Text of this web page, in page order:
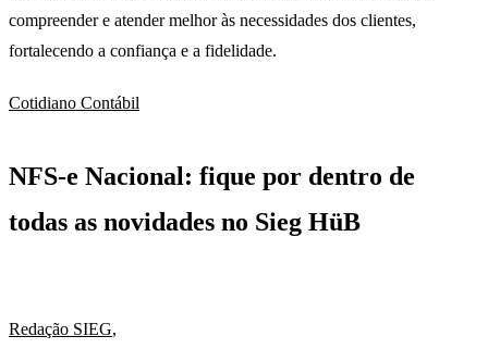
compreender e atender melhor às necessidades dos clientes,
fortalecendo a confiança e a fidelidade.
Cotidiano Contábil
NFS-e Nacional: fique por dentro de
todas as novidades no Sieg HüB
Redação SIEG,